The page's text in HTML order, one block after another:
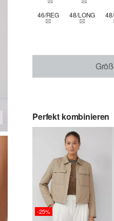
46/REGTHIS SIZE IS48/LONGTHIS SIZE
Perfekt kombinieren
-25%